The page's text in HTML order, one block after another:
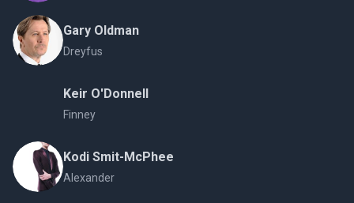
Gary Oldman
Dreyfus
Keir O'Donnell
Finney
Kodi Smit-McPhee
Alexander